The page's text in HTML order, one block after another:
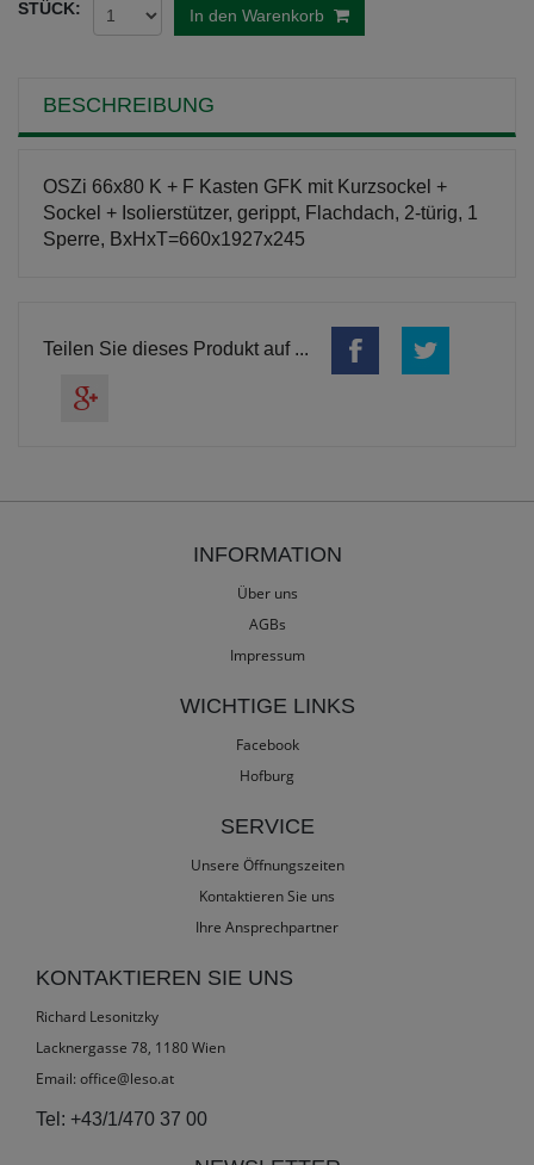
STÜCK: In den Warenkorb
BESCHREIBUNG
OSZi 66x80 K + F Kasten GFK mit Kurzsockel +
Sockel + Isolierstützer, gerippt, Flachdach, 2-türig, 1
Sperre, BxHxT=660x1927x245
Teilen Sie dieses Produkt auf ...
INFORMATION
Über uns
AGBs
Impressum
WICHTIGE LINKS
Facebook
Hofburg
SERVICE
Unsere Öffnungszeiten
Kontaktieren Sie uns
Ihre Ansprechpartner
KONTAKTIEREN SIE UNS
Richard Lesonitzky
Lacknergasse 78, 1180 Wien
Email: office@leso.at
Tel: +43/1/470 37 00